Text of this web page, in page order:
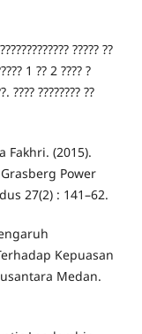
????? ??
1 ?? 2 ???? ?
???? ???????? ??
Fakhri. (2015).
Power
27(2) : 141–62.
Kepuasan
Medan.